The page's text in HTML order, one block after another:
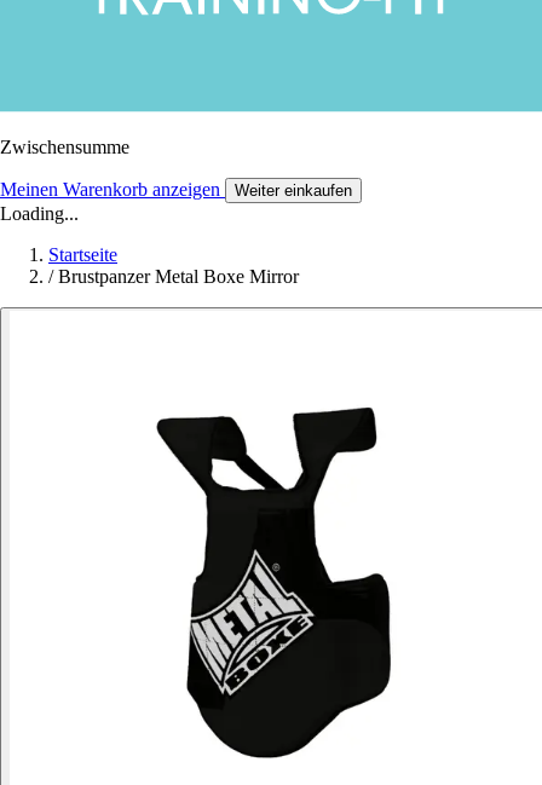
Zwischensumme
Meinen Warenkorb anzeigen Weiter einkaufen
Loading...
Startseite
/ Brustpanzer Metal Boxe Mirror